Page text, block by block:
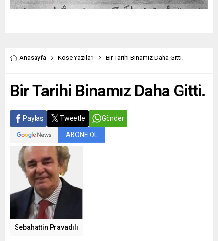
Anasayfa Köşe Yazıları Bir Tarihi Binamız Daha Gitti.
Bir Tarihi Binamız Daha Gitti.
Paylaş Tweetle Gönder
ABONE OL
Sebahattin Pravadılı